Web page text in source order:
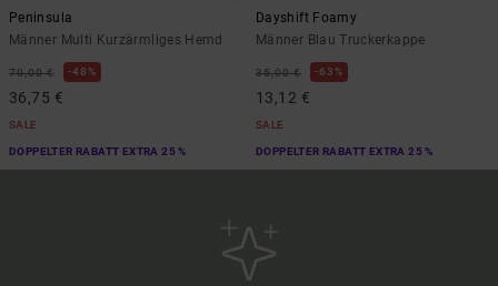
Peninsula
Männer Multi Kurzärmliges Hemd
70,00 € 48%
36,75 €
SALE
DOPPELTER RABATT EXTRA 25 %
Dayshift Foamy
Männer Blau Truckerkappe
35,00 € 63%
13,12 €
SALE
DOPPELTER RABATT EXTRA 25 %